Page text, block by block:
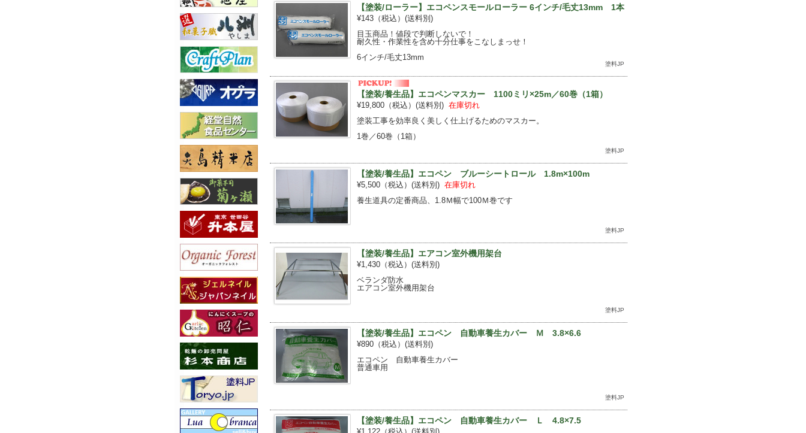
【塗装/ローラー】エコペンスモールローラー 6インチ/毛丈13mm 1本
¥143（税込） (送料別)
目玉商品！値段で判断しないで！
耐久性・作業性を含め十分仕事をこなしまっせ！
6インチ/毛丈13mm
塗料JP
【塗装/養生品】エコペンマスカー 1100ミリ×25m／60巻（1箱）
¥19,800（税込） (送料別) 在庫切れ
塗装工事を効率良く美しく仕上げるためのマスカー。
1巻／60巻（1箱）
塗料JP
【塗装/養生品】エコペン ブルーシートロール 1.8m×100m
¥5,500（税込） (送料別) 在庫切れ
養生道具の定番商品、1.8Ｍ幅で100Ｍ巻です
塗料JP
【塗装/養生品】エアコン室外機用架台
¥1,430（税込） (送料別)
ベランダ防水
エアコン室外機用架台
塗料JP
【塗装/養生品】エコペン 自動車養生カバー Ｍ 3.8×6.6
¥890（税込） (送料別)
エコペン 自動車養生カバー
普通車用
塗料JP
【塗装/養生品】エコペン 自動車養生カバー Ｌ 4.8×7.5